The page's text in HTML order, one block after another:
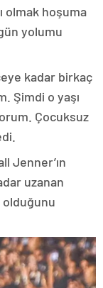
olmak hoşuma
yolumu
kadar birkaç
Şimdi o yaşı
Çocuksuz
Jenner’ın
uzanan
olduğunu